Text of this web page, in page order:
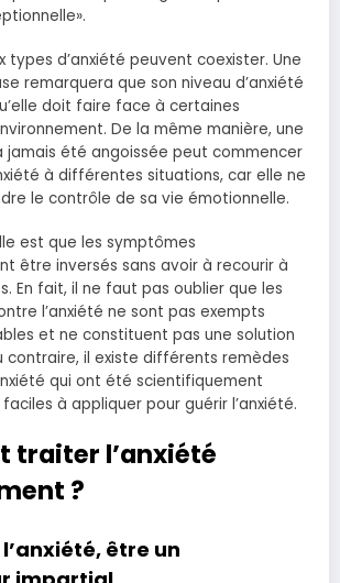
types d’anxiété peuvent coexister. Une
remarquera que son niveau d’anxiété
doit faire face à certaines
De la même manière, une
jamais été angoissée peut commencer
à différentes situations, car elle ne
le contrôle de sa vie émotionnelle.
est que les symptômes
être inversés sans avoir à recourir à
En fait, il ne faut pas oublier que les
l’anxiété ne sont pas exempts
et ne constituent pas une solution
contraire, il existe différents remèdes
qui ont été scientifiquement
à appliquer pour guérir l’anxiété.
traiter l’anxiété
?
être un